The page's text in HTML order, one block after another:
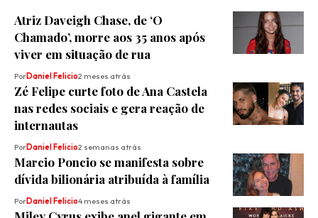
Atriz Daveigh Chase, de ‘O
Chamado’, morre aos 35 anos após
viver em situação de rua
PorDaniel Felicio2 meses atrás
Zé Felipe curte foto de Ana Castela
nas redes sociais e gera reação de
internautas
PorDaniel Felicio2 semanas atrás
Marcio Poncio se manifesta sobre
dívida bilionária atribuída à família
PorDaniel Felicio4 meses atrás